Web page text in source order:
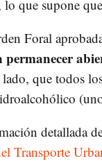
que supone
Foral
permanecer
que todos
detallada
Transporte